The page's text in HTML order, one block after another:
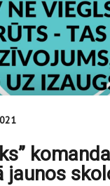
jaunos